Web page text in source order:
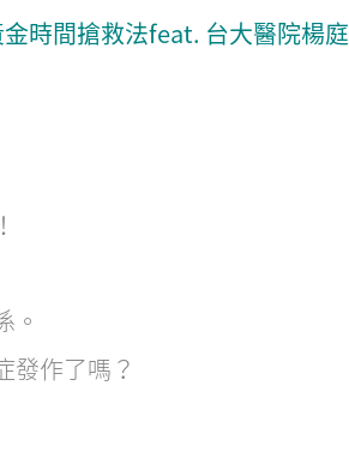
時間搶救法feat. 台大醫院楊
。
發作了嗎？